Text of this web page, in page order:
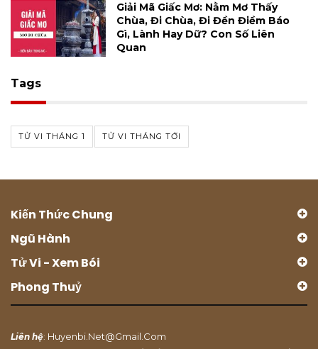
Giải Mã Giấc Mơ: Nằm Mơ Thấy
Chùa, Đi Chùa, Đi Đền Điềm Báo
Gì, Lành Hay Dữ? Con Số Liên
Quan
Tags
TỬ VI THÁNG 1 TỬ VI THÁNG TỚI
Kiến Thức Chung
Ngũ Hành
Tử Vi - Xem Bói
Phong Thuỷ
Liên hệ: Huyenbi.net@gmail.com